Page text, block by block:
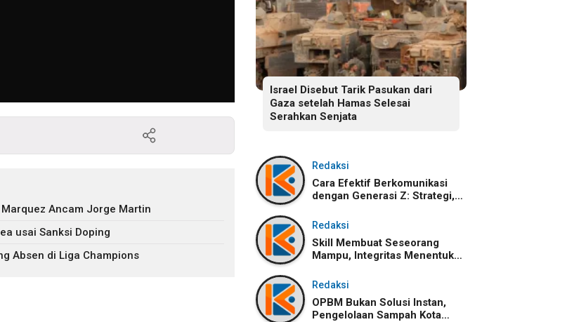
Ancam Jorge Martin
usai Sanksi Doping
Absen di Liga Champions
Israel Disebut Tarik Pasukan dari
Gaza setelah Hamas Selesai
Serahkan Senjata
Redaksi
Cara Efektif Berkomunikasi
dengan Generasi Z: Strategi,
Tantangannya
Redaksi
Skill Membuat Seseorang
Mampu, Integritas Menentukan
Dibawa
Redaksi
OPBM Bukan Solusi Instan,
Pengelolaan Sampah Kota